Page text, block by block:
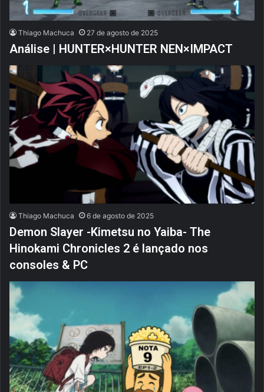
Thiago Machuca 27 de agosto de 2025
Análise | HUNTER×HUNTER NEN×IMPACT
Thiago Machuca 6 de agosto de 2025
Demon Slayer -Kimetsu no Yaiba- The
Hinokami Chronicles 2 é lançado nos
consoles & PC